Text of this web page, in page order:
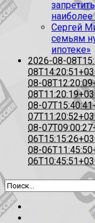
Сергей
семьям
ипотеке»
2026-08-
08-
08-
08-
08-